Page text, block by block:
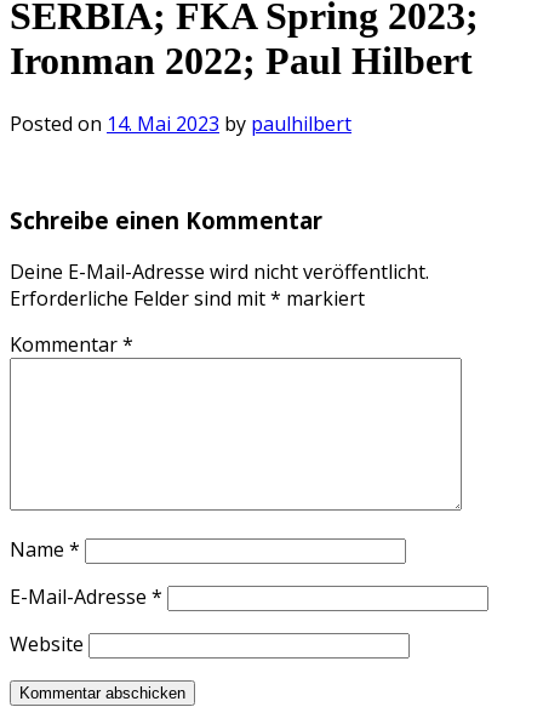
SERBIA; FKA Spring 2023;
Ironman 2022; Paul Hilbert
Posted on 14. Mai 2023 by paulhilbert
Schreibe einen Kommentar
Deine E-Mail-Adresse wird nicht veröffentlicht.
Erforderliche Felder sind mit* markiert
Kommentar*
Name *
E-Mail-Adresse *
Website